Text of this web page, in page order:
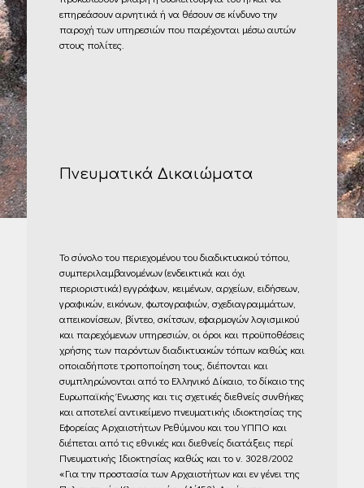
επηρεάσουν αρνητικά ή να θέσουν σε κίνδυνο την
παροχή των υπηρεσιών που παρέχονται μέσω αυτών
στους πολίτες.
Πνευματικά Δικαιώματα
Το σύνολο του περιεχομένου του διαδικτυακού τόπου,
συμπεριλαμβανομένων (ενδεικτικά και όχι
περιοριστικά) εγγράφων, κειμένων, αρχείων, ειδήσεων,
γραφικών, εικόνων, φωτογραφιών, σχεδιαγραμμάτων,
απεικονίσεων, βίντεο, σκίτσων, εφαρμογών λογισμικού
και παρεχόμενων υπηρεσιών, οι όροι και προϋποθέσεις
χρήσης των παρόντων διαδικτυακών τόπων καθώς και
οποιαδήποτε τροποποίηση τους, διέπονται και
συμπληρώνονται από το Ελληνικό Δίκαιο, το δίκαιο της
Ευρωπαϊκής Ένωσης και τις σχετικές διεθνείς συνθήκες
και αποτελεί αντικείμενο πνευματικής ιδιοκτησίας της
Εφορείας Αρχαιοτήτων Ρεθύμνου και του ΥΠΠΟ και
διέπεται από τις εθνικές και διεθνείς διατάξεις περί
Πνευματικής Ιδιοκτησίας καθώς και το ν. 3028/2002
«Για την προστασία των Αρχαιοτήτων και εν γένει της